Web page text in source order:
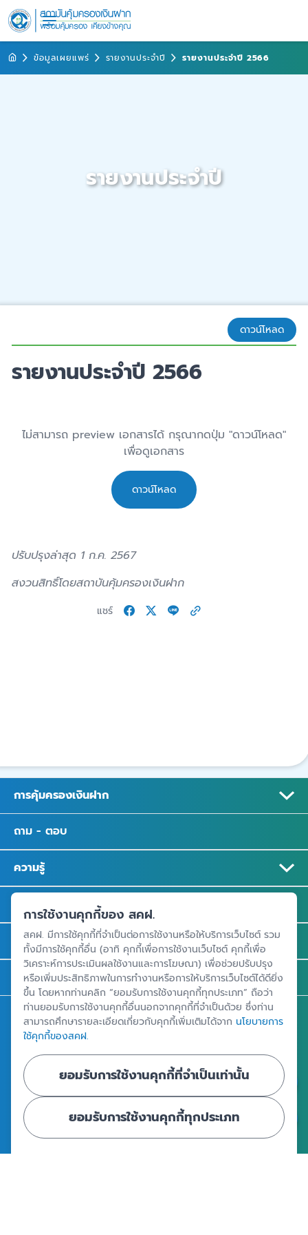
ข้อมูลเผยแพร่ รายงานประจำปี รายงานประจำปี 2566
รายงานประจำปี
ดาวน์โหลด
รายงานประจำปี 2566
ไม่สามารถ preview เอกสารได้ กรุณากดปุ่ม "ดาวน์โหลด"
เพื่อดูเอกสาร
ดาวน์โหลด
ปรับปรุงล่าสุด 1 ก.ค. 2567
สงวนสิทธิ์โดยสถาบันคุ้มครองเงินฝาก
แชร์
การคุ้มครองเงินฝาก
ถาม - ตอบ
ความรู้
ข่าวและสื่อประชาสัมพันธ์
รู้จัก สคฝ.
ติดต่อ สคฝ.
สถาบันคุ้มครองเงินฝาก
อาคารเอสเจ อินฟินิท วัน บิสซิเนสคอมเพล็กซ์ ชั้น 25 - 27 เลขที่ 349
ถนนวิภาวดีรังสิต แขวงจอมพล เขตจตุจักร กรุงเทพฯ 10900
ศูนย์ข้อมูลคุ้มครองเงินฝาก
การใช้งานคุกกี้ของ สคฝ.
สคฝ. มีการใช้คุกกี้ที่จำเป็นต่อการใช้งานหรือให้บริการเว็บไซต์ รวม
ทั้งมีการใช้คุกกี้อื่น (อาทิ คุกกี้เพื่อการใช้งานเว็บไซต์ คุกกี้เพื่อ
วิเคราะห์การประเมินผลใช้งานและการโฆษณา) เพื่อช่วยปรับปรุง
หรือเพิ่มประสิทธิภาพในการทำงานหรือการให้บริการเว็บไซต์ได้ดียิ่ง
ขึ้น โดยหากท่านคลิก “ยอมรับการใช้งานคุกกี้ทุกประเภท” ถือว่า
ท่านยอมรับการใช้งานคุกกี้อื่นนอกจากคุกกี้ที่จำเป็นด้วย ซึ่งท่าน
สามารถศึกษารายละเอียดเกี่ยวกับคุกกี้เพิ่มเติมได้จาก นโยบายการ
ใช้คุกกี้ของสคฝ.
ยอมรับการใช้งานคุกกี้ที่จำเป็นเท่านั้น
ยอมรับการใช้งานคุกกี้ทุกประเภท